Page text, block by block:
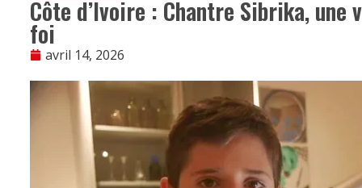
Côte d’Ivoire : Chantre Sibrika,
foi
avril 14, 2026